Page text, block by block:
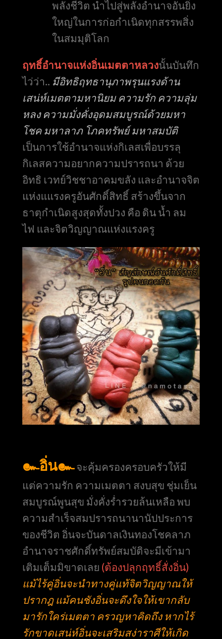
พลังชีวิต นำไปสู่พลังอำนาจอันยิ่ง
ใหญ่ในการก่อกำเนิดทุกสรรพสิ่ง
ในสมมุติโลก
ฤทธิ์อำนาจแห่งอิ่นเมตตาหลวงนั้นบันทึก
ไว่ว่า.. มีอิทธิฤทธานุภาพรุนแรงด้าน
เสน่ห์เมตตามหานิยม ความรัก ความลุ่ม
หลง ความมั่งคั่งอุดมสมบูรณ์ด้วยมหา
โชค มหาลาภ โภคทรัพย์ มหาสมบัติ
เป็นการใช้อำนาจแห่งกิเลสเพื่อบรรลุ
กิเลสความอยากความปรารถนา ด้วย
อิทธิ เวทย์วิชชาอาคมขลัง และอำนาจจิต
แห่งแแรงครูอันศักดิ์สิทธิ์ สร้างขึ้นจาก
ธาตุกำเนิดสูงสุดทั้งปวง คือ ดิน น้ำ ลม
ไฟ และจิตวิญญาณแห่งแรงครู
๛อิ่น๛จะคุ้มครองครอบครัวให้มี
แต่ความรัก ความเมตตา สงบสุข ชุ่มเย็น
สมบูรณ์พูนสุข มั่งคั่งร่ำรวยล้นเหลือ พบ
ความสำเร็จสมปรารถนานานัปประการ
ของชีวิต อิ่นจะบันดาลเงินทองโชคลาภ
อำนาจราชศักดิ์ทรัพย์สมบัติจะมีเข้ามา
เติมเต็มมิขาดเลย (ต้องปลุกฤทธิ์สั่งอิ่น)
แม้ไร้คู่อิ่นจะนำทางคู่แท้จิตวิญญาณให้
ปรากฎ แม้คนชังอิ่นจะดึงใจให้เขากลับ
มารักใคร่เมตตา ครวญหาคิดถึง หากไร้
รักขาดเสน่ห์อิ่นจะเสริมสง่าราศีให้เกิด